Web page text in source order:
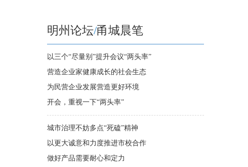
明州论坛/甬城晨笔
以三个“尽量别”提升会议“两头率”
营造企业家健康成长的社会生态
为民营企业发展营造更好环境
开会，重视一下“两头率”
城市治理不妨多点“死磕”精神
以更大诚意和力度推进市校合作
做好产品需要耐心和定力